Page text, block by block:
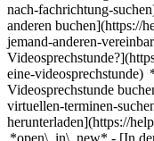
nach-fachrichtung-
anderen buchen](https://
jemand-anderen-
eine-
Videosprechstunde
virtuellen-terminen-
herunterladen](https://
*open\_in\_new* - [In